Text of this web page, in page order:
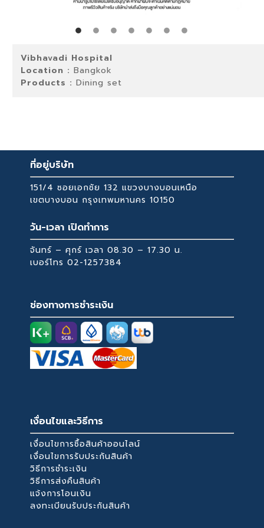
Vibhavadi Hospital
Location : Bangkok
Products : Dining set
ที่อยู่บริษัท
151/4 ซอยเอกชัย 132 แขวงบางบอนเหนือ
เขตบางบอน กรุงเทพมหานคร 10150
วัน-เวลา เปิดทำการ
จันทร์ – ศุกร์ เวลา 08.30 – 17.30 น.
เบอร์โทร 02-1257384
ช่องทางการชำระเงิน
เงื่อนไขและวิธีการ
เงื่อนไขการซื้อสินค้าออนไลน์
เงื่อนไขการรับประกันสินค้า
วิธีการชำระเงิน
วิธีการส่งคืนสินค้า
แจ้งการโอนเงิน
ลงทะเบียนรับประกันสินค้า